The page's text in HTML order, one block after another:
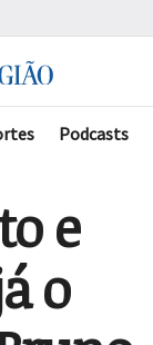
Podcasts
e
o